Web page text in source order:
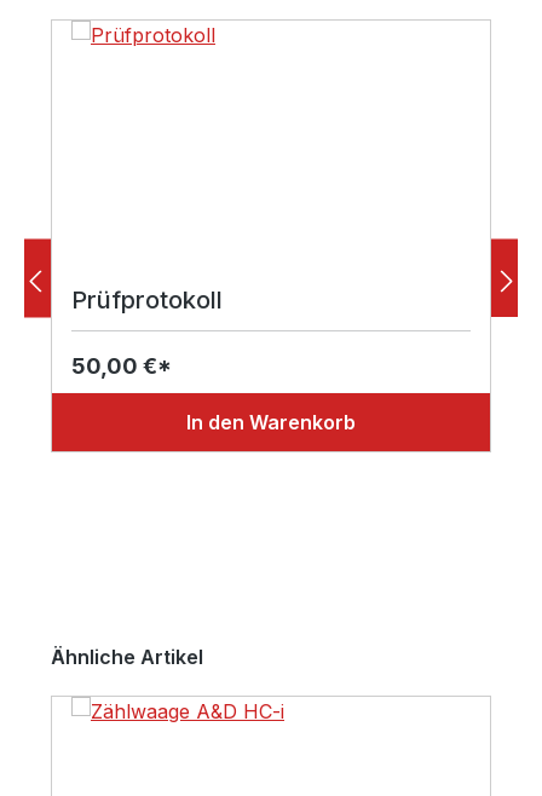
Prüfprotokoll
50,00 €*
In den Warenkorb
Produktgalerie überspringen
Ähnliche Artikel